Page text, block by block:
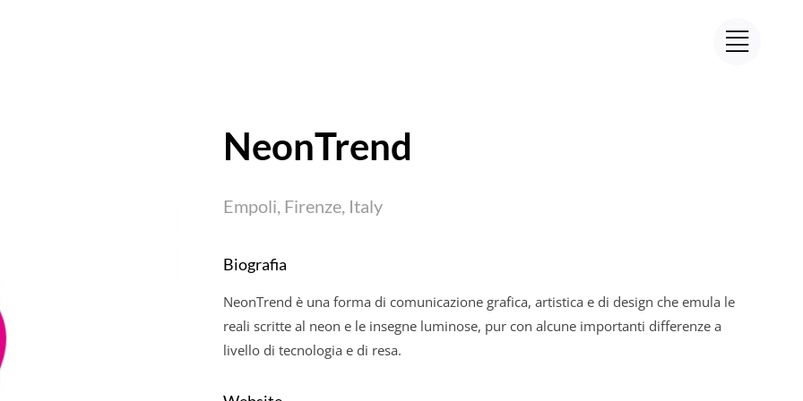
NeonTrend
Empoli, Firenze, Italy
Biografia
NeonTrend è una forma di comunicazione grafica, artistica e di design che emula le
reali scritte al neon e le insegne luminose, pur con alcune importanti differenze a
livello di tecnologia e di resa.